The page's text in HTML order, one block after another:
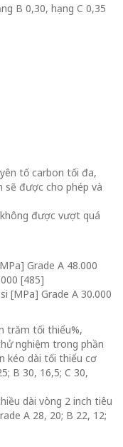
B 0,30, hạng C 0,35
tố carbon tối đa,
sẽ được cho phép và
được vượt quá
Grade A 48.000
[485]
[MPa] Grade A 30.000
trăm tối thiểu%,
nghiệm trong phần
kéo dài tối thiểu cơ
B 30, 16,5; C 30,
dài vòng 2 inch tiêu
A 28, 20; B 22, 12;